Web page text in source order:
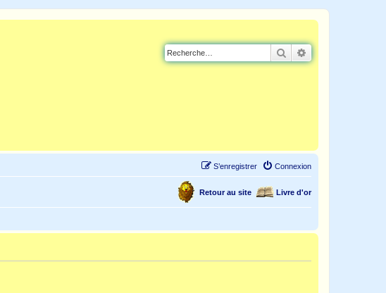
Rechercher
Connexion
S’enregistrer
Livre d'or
Retour au site